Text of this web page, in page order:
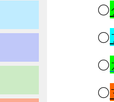
〇
〇
〇
〇